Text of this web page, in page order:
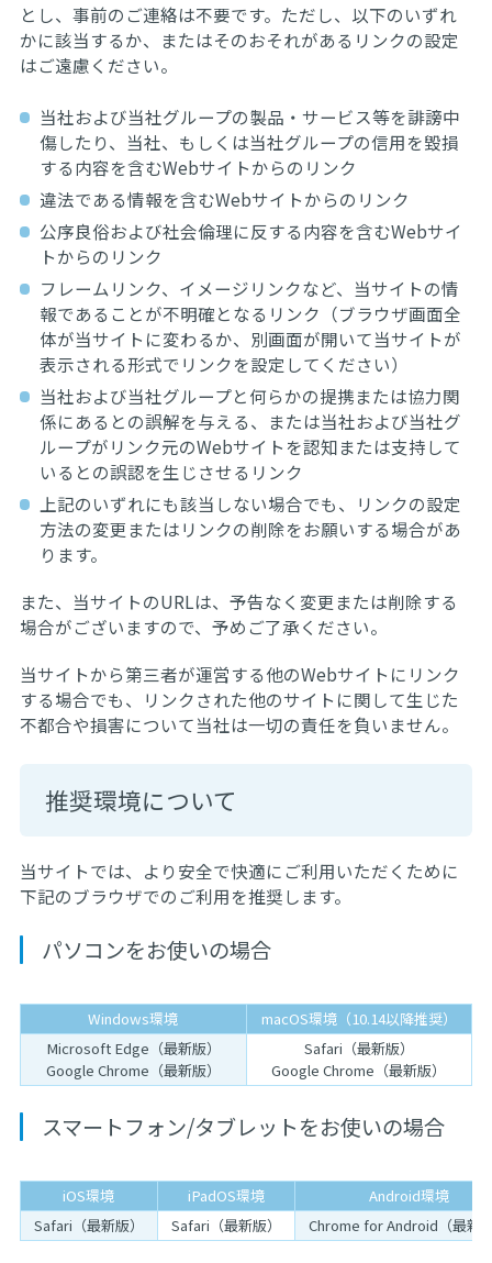
とし、事前のご連絡は不要です。ただし、以下のいずれ
かに該当するか、またはそのおそれがあるリンクの設定
はご遠慮ください。
当社および当社グループの製品・サービス等を誹謗中
傷したり、当社、もしくは当社グループの信用を毀損
する内容を含むWebサイトからのリンク
違法である情報を含むWebサイトからのリンク
公序良俗および社会倫理に反する内容を含むWebサイ
トからのリンク
フレームリンク、イメージリンクなど、当サイトの情
報であることが不明確となるリンク（ブラウザ画面全
体が当サイトに変わるか、別画面が開いて当サイトが
表示される形式でリンクを設定してください）
当社および当社グループと何らかの提携または協力関
係にあるとの誤解を与える、または当社および当社グ
ループがリンク元のWebサイトを認知または支持して
いるとの誤認を生じさせるリンク
上記のいずれにも該当しない場合でも、リンクの設定
方法の変更またはリンクの削除をお願いする場合があ
ります。
また、当サイトのURLは、予告なく変更または削除する
場合がございますので、予めご了承ください。
当サイトから第三者が運営する他のWebサイトにリンク
する場合でも、リンクされた他のサイトに関して生じた
不都合や損害について当社は一切の責任を負いません。
推奨環境について
当サイトでは、より安全で快適にご利用いただくために
下記のブラウザでのご利用を推奨します。
パソコンをお使いの場合
Windows環境
macOS環境（10.14以降推奨）
Microsoft Edge（最新版）
Google Chrome（最新版）
Safari（最新版）
Google Chrome（最新版）
スマートフォン/タブレットをお使いの場合
iOS環境 iPadOS環境
Android環境
Safari（最新版）
Safari（最新版） Chrome for Android（最新